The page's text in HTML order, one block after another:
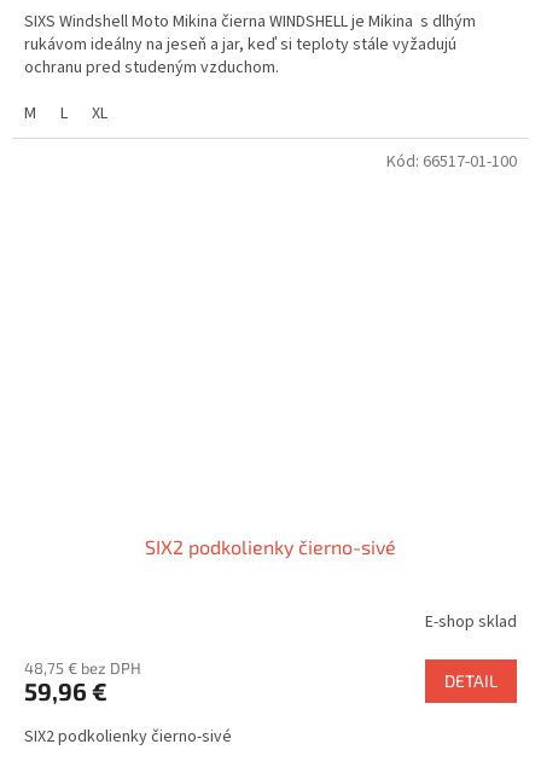
SIXS Windshell Moto Mikina čierna WINDSHELL je Mikina s dlhým
rukávom ideálny na jeseň a jar, keď si teploty stále vyžadujú
ochranu pred studeným vzduchom.
M
L XL
SIX2 podkolienky čierno-sivé
E-shop sklad
48,75 € bez DPH
59,96 € DETAIL
SIX2 podkolienky čierno-sivé
Kód: 66517-01-100